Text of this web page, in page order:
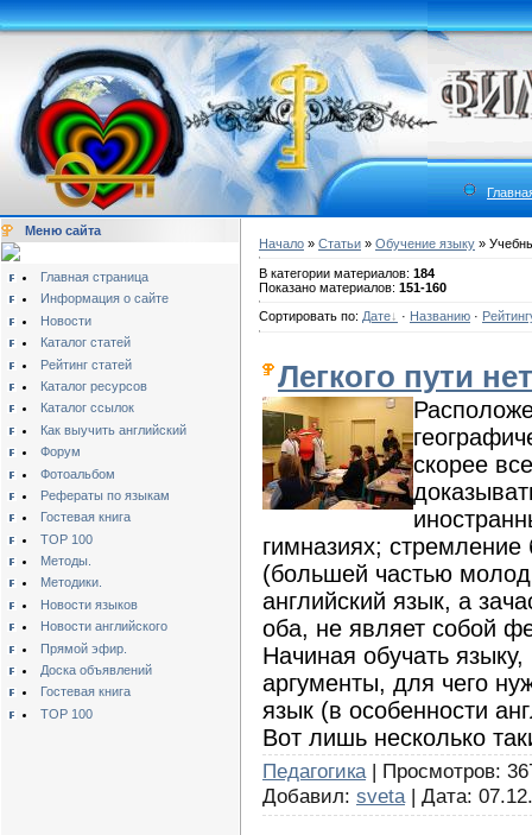
Меню сайта
Главная страница
Информация о сайте
Новости
Каталог статей
Рейтинг статей
Каталог ресурсов
Каталог ссылок
Как выучить английский
Форум
Фотоальбом
Рефераты по языкам
Гостевая книга
TOP 100
Методы.
Методики.
Новости языков
Новости английского
Прямой эфир.
Доска объявлений
Гостевая книга
TOP 100
Начало » Статьи » Обучение языку »
В категории материалов: 184
Показано материалов: 151-160
Сортировать по: Дате · Названию ·
Легкого пути нет
скорее
гимназиях;
(большей частью
английский язык, а
оба, не являет собой
Начиная обучать
аргументы, для чего
язык (в особенности
Вот лишь несколько
Педагогика | Просмотров:
Добавил: sveta | Дата: